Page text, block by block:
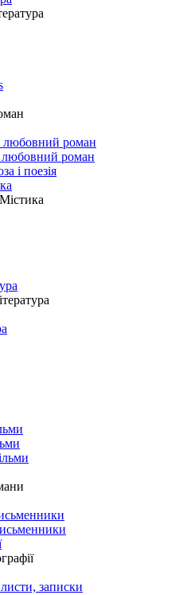
любовний роман
любовний роман
і поезія
записки